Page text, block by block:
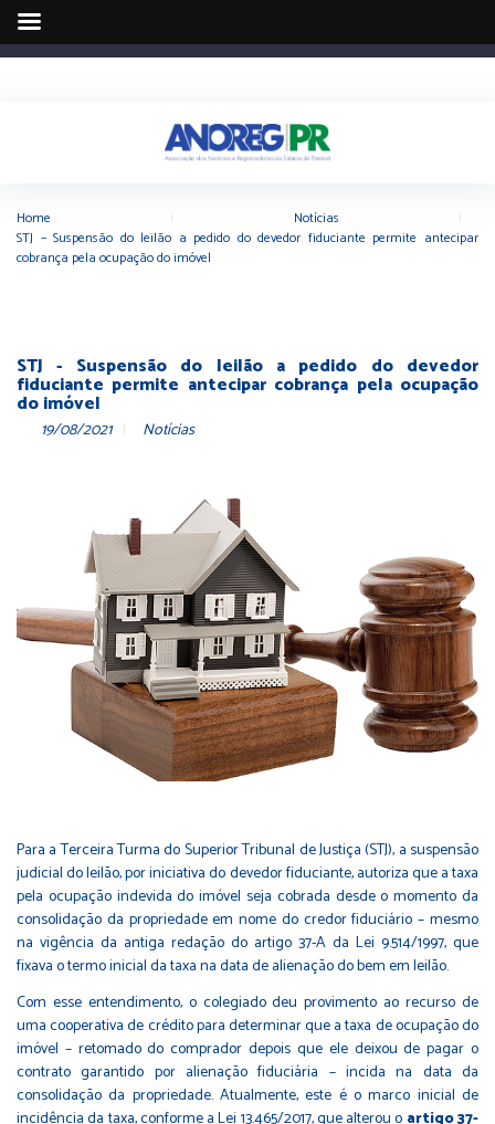
Home Notícias
STJ – Suspensão do leilão a pedido do devedor fiduciante permite antecipar
cobrança pela ocupação do imóvel
STJ - Suspensão do leilão a pedido do devedor
fiduciante permite antecipar cobrança pela ocupação
do imóvel
19/08/2021 Notícias
Para a Terceira Turma do Superior Tribunal de Justiça (STJ), a suspensão
judicial do leilão, por iniciativa do devedor fiduciante, autoriza que a taxa
pela ocupação indevida do imóvel seja cobrada desde o momento da
consolidação da propriedade em nome do credor fiduciário – mesmo
na vigência da antiga redação do artigo 37-A da Lei 9.514/1997, que
fixava o termo inicial da taxa na data de alienação do bem em leilão.
Com esse entendimento, o colegiado deu provimento ao recurso de
uma cooperativa de crédito para determinar que a taxa de ocupação do
imóvel – retomado do comprador depois que ele deixou de pagar o
contrato garantido por alienação fiduciária – incida na data da
consolidação da propriedade. Atualmente, este é o marco inicial de
incidência da taxa, conforme a Lei 13.465/2017, que alterou o artigo 37-